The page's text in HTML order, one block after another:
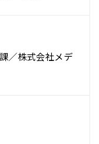
／株式会社メデ